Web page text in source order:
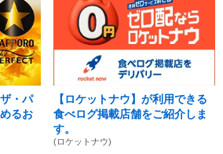
・パ
るお
【ロケットナウ】が利用できる
食べログ掲載店舗をご紹介しま
す。
(ロケットナウ)